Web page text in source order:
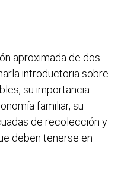
aproximada de dos
introductoria sobre
su importancia
familiar, su
de recolección y
deben tenerse en